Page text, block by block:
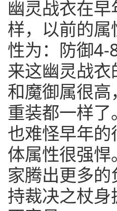
幽灵战衣在
样，以前的
性为：防御
来这幽灵战
和魔御属很
重装都一样了。
也难怪早年
体属性很强
家腾出更多
持裁决之杖